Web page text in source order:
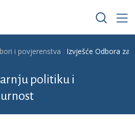
i povjerenstva Izvješće Odbora za
politiku i